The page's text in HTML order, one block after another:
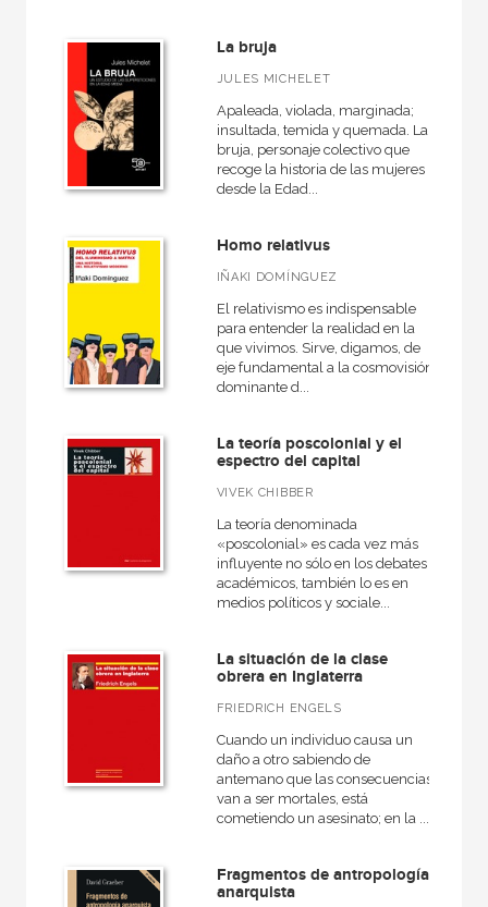
La bruja
JULES MICHELET
Apaleada, violada, marginada;
insultada, temida y quemada. La
bruja, personaje colectivo que
recoge la historia de las mujeres
desde la Edad...
Homo relativus
IÑAKI DOMÍNGUEZ
El relativismo es indispensable
para entender la realidad en la
que vivimos. Sirve, digamos, de
eje fundamental a la cosmovisión
dominante d...
La teoría poscolonial y el
espectro del capital
VIVEK CHIBBER
La teoría denominada
«poscolonial» es cada vez más
influyente no sólo en los debates
académicos, también lo es en
medios políticos y sociale...
La situación de la clase
obrera en Inglaterra
FRIEDRICH ENGELS
Cuando un individuo causa un
daño a otro sabiendo de
antemano que las consecuencias
van a ser mortales, está
cometiendo un asesinato; en la ...
Fragmentos de antropología
anarquista